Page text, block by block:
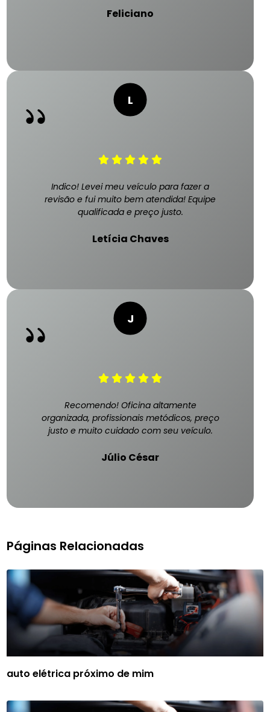
Feliciano
Indico! Levei meu veículo para fazer a
revisão e fui muito bem atendida! Equipe
qualificada e preço justo.
Letícia Chaves
Recomendo! Oficina altamente
organizada, profissionais metódicos, preço
justo e muito cuidado com seu veículo.
Júlio César
Páginas Relacionadas
auto elétrica próximo de mim